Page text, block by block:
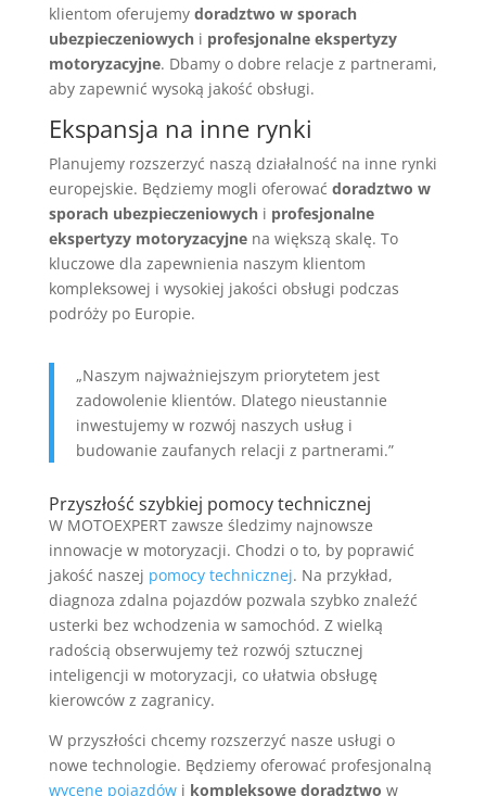
klientom oferujemy doradztwo w sporach
ubezpieczeniowychi profesjonalne ekspertyzy
motoryzacyjne. Dbamy o dobre relacje z partnerami,
aby zapewnić wysoką jakość obsługi.
Ekspansja na inne rynki
Planujemy rozszerzyć naszą działalność na inne rynki
europejskie. Będziemy mogli oferować doradztwo w
sporach ubezpieczeniowychi profesjonalne
ekspertyzy motoryzacyjnena większą skalę. To
kluczowe dla zapewnienia naszym klientom
kompleksowej i wysokiej jakości obsługi podczas
podróży po Europie.
„Naszym najważniejszym priorytetem jest
zadowolenie klientów. Dlatego nieustannie
inwestujemy w rozwój naszych usług i
budowanie zaufanych relacji z partnerami.”
Przyszłość szybkiej pomocy technicznej
W MOTOEXPERT zawsze śledzimy najnowsze
innowacje w motoryzacji. Chodzi o to, by poprawić
jakość naszej pomocy technicznej. Na przykład,
diagnoza zdalna pojazdów pozwala szybko znaleźć
usterki bez wchodzenia w samochód. Z wielką
radością obserwujemy też rozwój sztucznej
inteligencji w motoryzacji, co ułatwia obsługę
kierowców z zagranicy.
W przyszłości chcemy rozszerzyć nasze usługi o
nowe technologie. Będziemy oferować profesjonalną
wycenę pojazdówi kompleksowe doradztwo w